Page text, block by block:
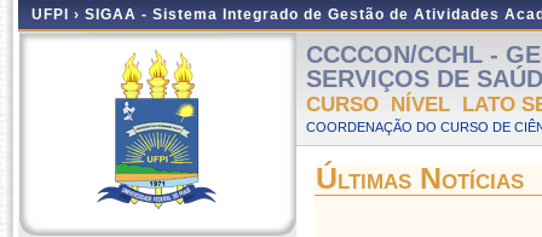
UFPI › SIGAA - Sistema Integrado de Gestão de Atividades
CCCCON/CCHL -
SERVIÇOS DE
CURSO NÍVEL LATO
COORDENAÇÃO DO CURSO DE
Últimas Notícias